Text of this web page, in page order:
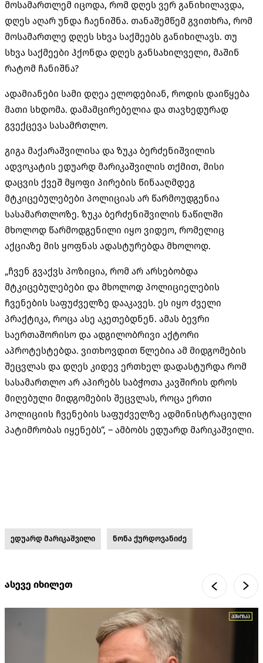
მოსამართლემ იცოდა, რომ დღეს ვერ განიხილავდა,
დღეს აღარ უნდა ჩაენიშნა. თანაშემწემ გვითხრა, რომ
მოსამართლე დღეს სხვა საქმეებს განიხილავს. თუ
სხვა საქმეები ჰქონდა დღეს განსახილველი, მაშინ
რატომ ჩანიშნა?
ადამიანები სამი დღეა ელოდებიან, როდის დაიწყება
მათი სხდომა. დამამცირებელია და თავხედურად
გვექცევა სასამრთლო.
გიგა მაქარაშვილისა და ზუკა ბერძენიშვილის
ადვოკატის ედუარდ მარიკაშვილის თქმით, მისი
დაცვის ქვეშ მყოფი პირების წინააღმდეგ
მტკიცებულებები პოლიციას არ წარმოუდგენია
სასამართლოზე. ზუკა ბერძენიშვილის ნაწილში
მხოლოდ წარმოდგენილი იყო ვიდეო, რომელიც
აქციაზე მის ყოფნას ადასტურებდა მხოლოდ.
„ჩვენ გვაქვს პოზიცია, რომ არ არსებობდა
მტკიცებულებები და მხოლოდ პოლიციელების
ჩვენების საფუძველზე დააკავეს. ეს იყო ძველი
პრაქტიკა, როცა ასე აკეთებდნენ. ამას ბევრი
საერთაშორისო და ადგილობრივი აქტორი
აპროტესტებდა. ვითხოვდით წლებია ამ მიდგომების
შეცვლას და დღეს კიდევ ერთხელ დადასტურდა რომ
სასამართლო არ აპირებს საბჭოთა კავშირის დროს
მიღებული მიდგომების შეცვლას, როცა ერთი
პოლიციის ჩვენების საფუძველზე ადმინისტრაციული
პატიმრობას იყენებს“, – ამბობს ედუარდ მარიკაშვილი.
ედუარდ მარიკაშვილი ნონა ქურდოვანიძე
ასევე იხილეთ